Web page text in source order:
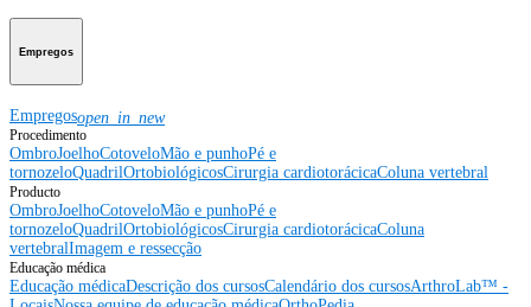
Empregos
Empregosopen_in_new
Procedimento
OmbroJoelhoCotoveloMão e punhoPé e
tornozeloQuadrilOrtobiológicosCirurgia cardiotorácicaColuna vertebral
Producto
OmbroJoelhoCotoveloMão e punhoPé e
tornozeloQuadrilOrtobiológicosCirurgia cardiotorácicaColuna
vertebralImagem e ressecção
Educação médica
Educação médicaDescrição dos cursosCalendário dos cursosArthroLab™ -